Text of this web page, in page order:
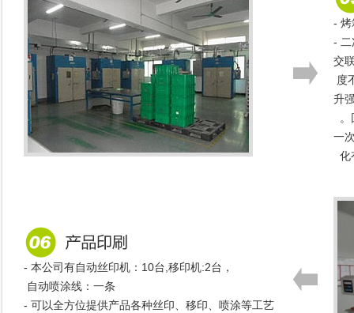
- 烤
- 二
交
度
升
。
一
化
- 本公司有自动丝印机：10台,移印机:2台，
自动喷涂线：一条
- 可以全方位提供产品各种丝印、移印、喷涂等工艺